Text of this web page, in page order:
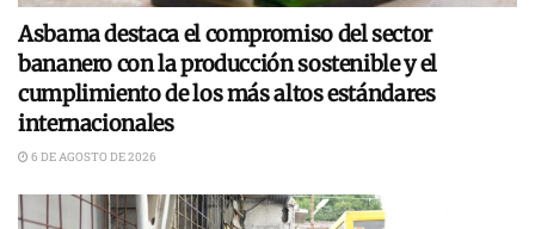
Asbama destaca el compromiso del sector
bananero con la producción sostenible y el
cumplimiento de los más altos estándares
internacionales
6 DE AGOSTO DE 2026